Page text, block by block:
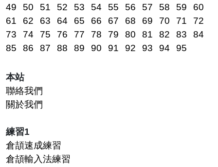
49 50 51 52 53 54 55 56 57 58 59
60
61
62 63 64 65 66 67 68 69 70 71
72
73
74 75 76 77 78 79 80 81 82 83
84
85
86 87 88 89 90 91 92 93 94 95
本站
聯絡我們
關於我們
練習1
倉頡速成練習
倉頡輸入法練習